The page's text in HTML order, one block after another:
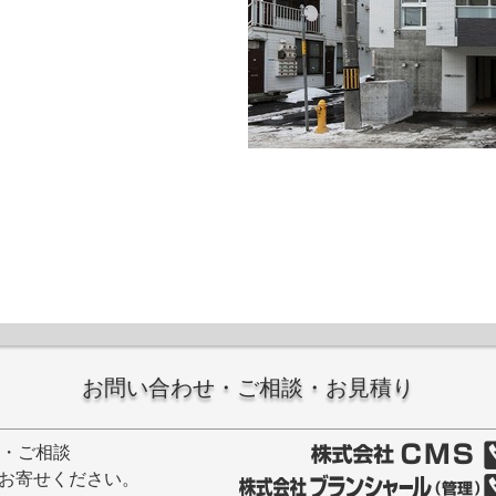
お問い合わせ・ご相談・お見積り
ご相談
寄せください。